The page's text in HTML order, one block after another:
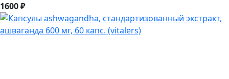
1600 ₽